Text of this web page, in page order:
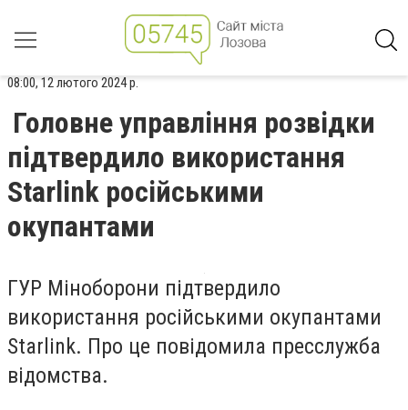
08:00, 12 лютого 2024 р.
Головне управління розвідки
підтвердило використання
Starlink російськими
окупантами
ГУР Міноборони підтвердило
використання російськими окупантами
Starlink. Про це повідомила пресслужба
відомства.